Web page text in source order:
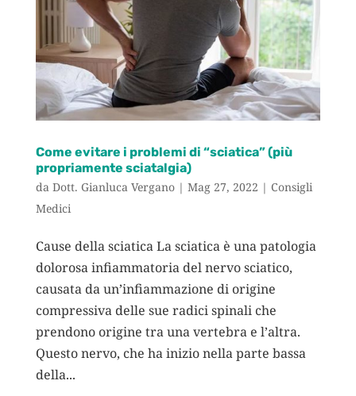
Come evitare i problemi di “sciatica” (più
propriamente sciatalgia)
da Dott. Gianluca Vergano| Mag 27, 2022 | Consigli
Medici
Cause della sciatica La sciatica è una patologia
dolorosa infiammatoria del nervo sciatico,
causata da un’infiammazione di origine
compressiva delle sue radici spinali che
prendono origine tra una vertebra e l’altra.
Questo nervo, che ha inizio nella parte bassa
della...